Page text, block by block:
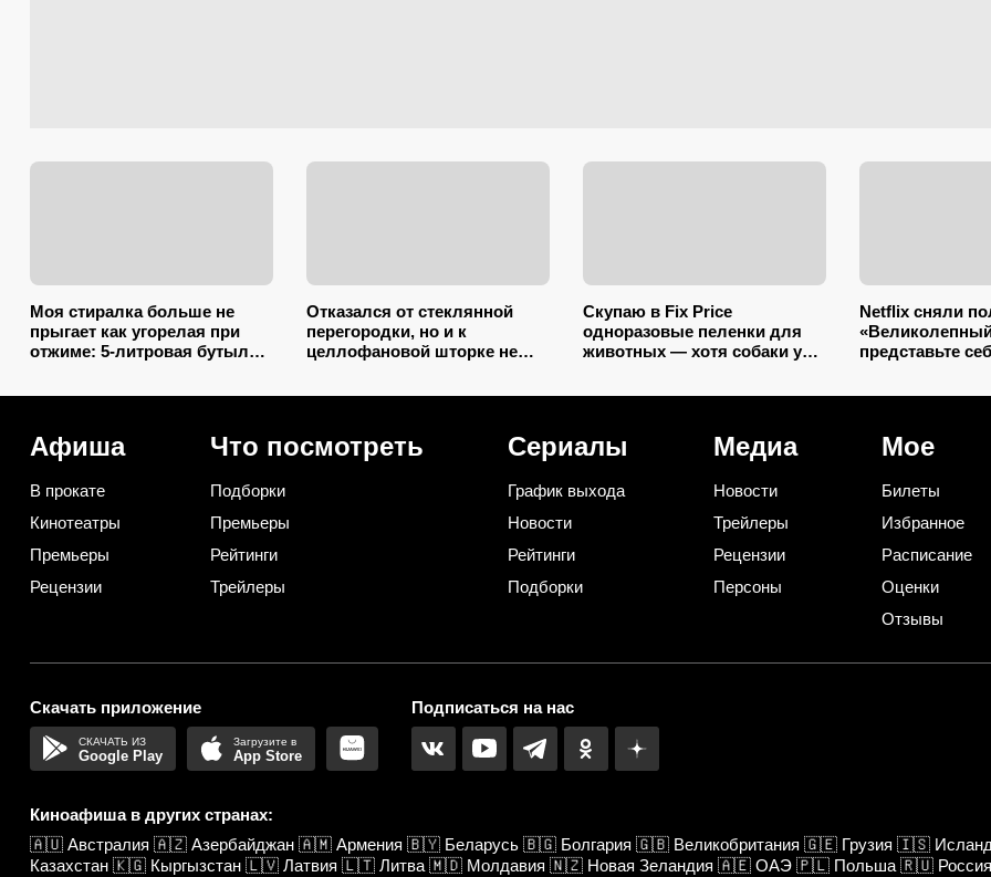
Моя стиралка больше не
прыгает как угорелая при
отжиме: 5-литровая бутылка
Отказался от стеклянной
перегородки, но и к
целлофановой шторке не
Скупаю в Fix Price
одноразовые пеленки для
животных — хотя собаки у
Netflix сняли
представьте
Афиша
В прокате
Кинотеатры
Премьеры
Рецензии
Что посмотреть
Подборки
Премьеры
Рейтинги
Трейлеры
Сериалы
График выхода
Новости
Рейтинги
Подборки
Медиа
Новости
Трейлеры
Рецензии
Персоны
Мое
Билеты
Избранное
Расписание
Оценки
Отзывы
Скачать приложение
Google Play App Store
Подписаться на нас
Киноафиша в других странах:
🇦🇺 Австралия 🇦🇿 Азербайджан 🇦🇲 Армения 🇧🇾 Беларусь 🇧🇬 Болгария 🇬🇧 Великобритания 🇬🇪 Грузия 🇮🇸
Казахстан 🇰🇬 Кыргызстан 🇱🇻 Латвия 🇱🇹 Литва 🇲🇩 Молдавия 🇳🇿 Новая Зеландия 🇦🇪 ОАЭ 🇵🇱 Польша 🇷🇺 Россия